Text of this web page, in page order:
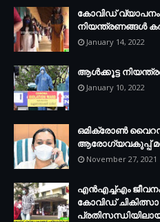
കോവിഡ്
നിയന്ത്രണങ്ങള്‍
January 14, 2022
ആള്‍ക്കൂട്ട
January 10, 2022
ഒമിക്രോണ്‍
ആരോഗ്യവകുപ്പ്
November 27, 2021
എന്‍എച്ച്എം
കോവിഡ് ചികിത്സാ